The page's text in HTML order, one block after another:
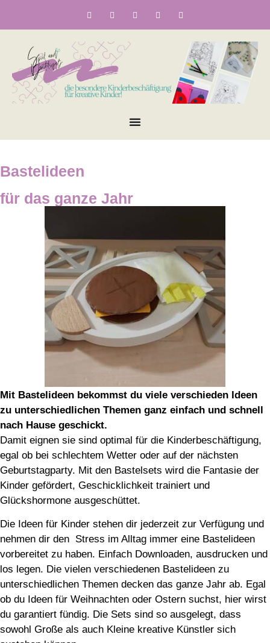
Bastelideen
für das ganze Jahr
Mit Bastelideen bekommst du viele verschieden Ideen
zu unterschiedlichen Themen ganz einfach und schnell
nach Hause geschickt.
Damit eignen sie sind optimal für die Kinderbeschäftigung,
egal ob bei schlechtem Wetter oder auf der nächsten
Geburtstagparty. Mit den Bastelsets wird die Fantasie der
Kinder gefördert, Geschicklichkeit trainiert und
Glückshormone ausgeschüttet.
Die Ideen für Kinder stehen dir jederzeit zur Verfügung und
nehmen dir den Stress im Alltag immer eine Bastelideen
vorbereitet zu haben. Einfach Downloaden, ausdrucken und
los legen. Die vielen verschiedenen Bastelideen zu
unterschiedlichen Themen decken das ganze Jahr ab. Egal
ob du Ideen für Weihnachten oder Ostern suchst, hier wirst
du garantiert fündig. Die Sets sind so ausgelegt, dass
sowohl Große als auch Kleine kreative Künstler sich